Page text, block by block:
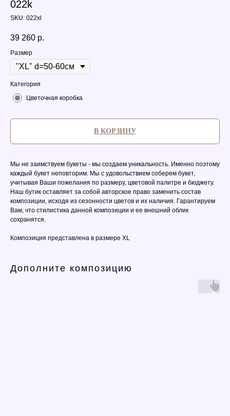
022k
SKU: 022xl
39 260 р.
Размер
Категория
Цветочная коробка
В КОРЗИНУ
Мы не заимствуем букеты - мы создаем уникальность. Именно поэтому
каждый букет неповторим. Мы с удовольствием соберем букет,
учитывая Ваши пожелания по размеру, цветовой палитре и бюджету.
Наш бутик оставляет за собой авторское право заменить состав
композиции, исходя из сезонности цветов и их наличия. Гарантируем
Вам, что стилистика данной композиции и ее внешний облик
сохранятся.
Композиция представлена в размере XL
Дополните композицию